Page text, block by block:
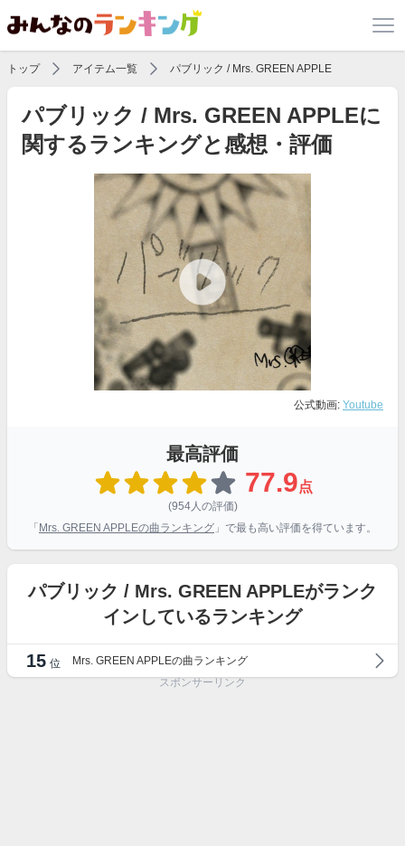
トップ アイテム一覧 パブリック / Mrs. GREEN APPLE
パブリック / Mrs. GREEN APPLEに
関するランキングと感想・評価
公式動画: Youtube
最高評価
77.9点
(954人の評価)
「 Mrs. GREEN APPLEの曲ランキング 」で最も高い評価を得ています。
パブリック / Mrs. GREEN APPLEがランク
インしているランキング
15 位
Mrs. GREEN APPLEの曲ランキング
スポンサーリンク